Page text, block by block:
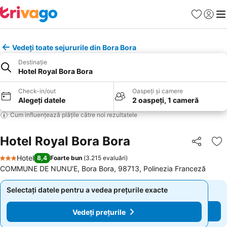
Favorite
Vedeți toate sejururile din Bora Bora
Destinație
Hotel Royal Bora Bora
Check-in/out
Alegeți datele
Oaspeți și camere
2 oaspeți, 1 cameră
Cum influențează plățile către noi rezultatele
Hotel Royal Bora Bora Distribuiți
3 Stele
Hotel 8,4 Foarte bun (3.215 evaluări)
COMMUNE DE NUNU'E, Bora Bora, 98713, Polinezia Franceză
Selectați datele pentru a vedea prețurile exacte
Vedeți prețurile
Selectați datele pentru a vedea prețurile exacte
Vedeți prețurile